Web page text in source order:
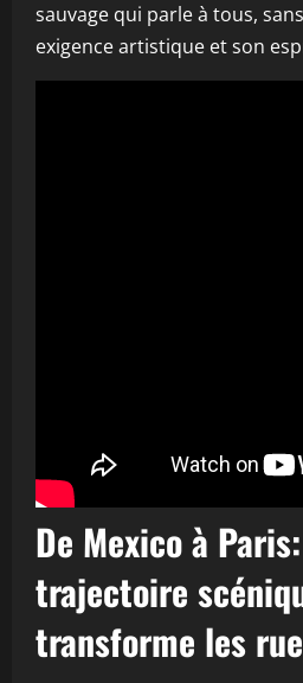
sauvage qui parle à tous,
exigence artistique et son
De Mexico à
trajectoire
transforme les